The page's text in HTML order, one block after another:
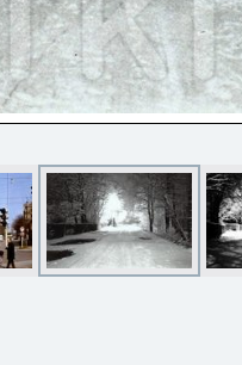
1 часа в Риге –